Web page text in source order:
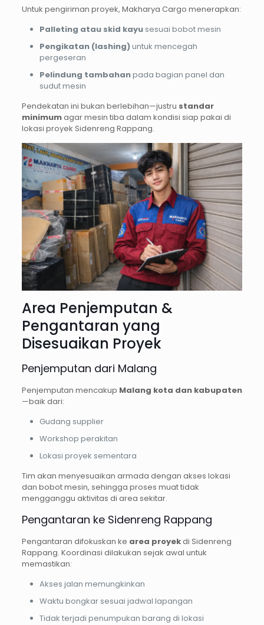
Untuk pengiriman proyek, Makharya Cargo menerapkan:
Palleting atau skid kayusesuai bobot mesin
Pengikatan (lashing)untuk mencegah
pergeseran
Pelindung tambahanpada bagian panel dan
sudut mesin
Pendekatan ini bukan berlebihan—justru standar
minimumagar mesin tiba dalam kondisi siap pakai di
lokasi proyek Sidenreng Rappang.
Area Penjemputan &
Pengantaran yang
Disesuaikan Proyek
Penjemputan dari Malang
Penjemputan mencakup Malang kota dan kabupaten
—baik dari:
Gudang supplier
Workshop perakitan
Lokasi proyek sementara
Tim akan menyesuaikan armada dengan akses lokasi
dan bobot mesin, sehingga proses muat tidak
mengganggu aktivitas di area sekitar.
Pengantaran ke Sidenreng Rappang
Pengantaran difokuskan ke area proyekdi Sidenreng
Rappang. Koordinasi dilakukan sejak awal untuk
memastikan:
Akses jalan memungkinkan
Waktu bongkar sesuai jadwal lapangan
Tidak terjadi penumpukan barang di lokasi